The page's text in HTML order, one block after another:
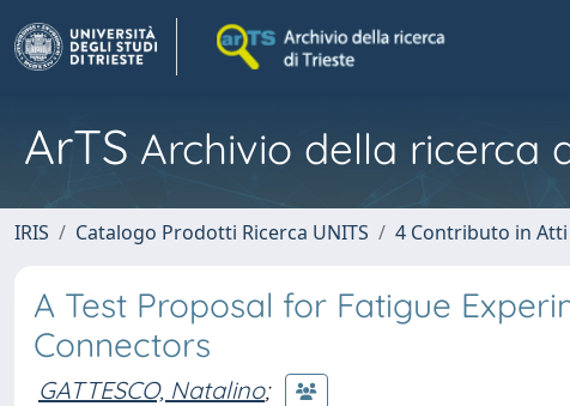
ArTS Archivio della ricerca
IRIS Catalogo Prodotti Ricerca UNITS 4 Contributo in
A Test Proposal for Fatigue
Connectors
GATTESCO, Natalino;